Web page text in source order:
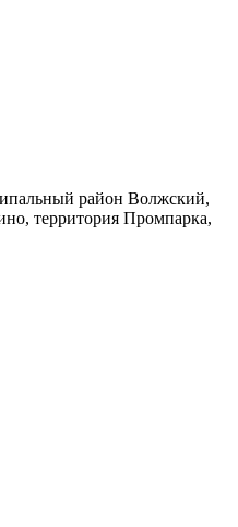
район Волжский,
территория Промпарка,